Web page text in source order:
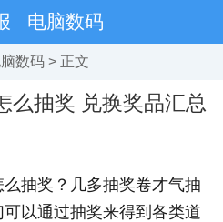
电脑数码
数码 > 正文
么抽奖 兑换奖品汇总
抽奖？几多抽奖卷才气抽
以通过抽奖来得到各类道